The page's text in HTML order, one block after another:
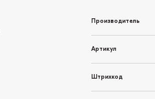
Производитель
Артикул
Штрихкод